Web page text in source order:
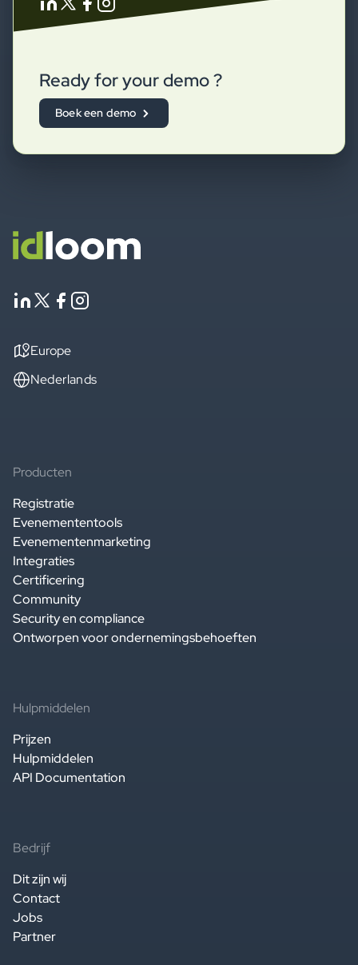
Ready for your demo ?
Boek een demo
Europe
Nederlands
Producten
Registratie
Evenemententools
Evenementenmarketing
Integraties
Certificering
Community
Security en compliance
Ontworpen voor ondernemingsbehoeften
Hulpmiddelen
Prijzen
Hulpmiddelen
API Documentation
Bedrijf
Dit zijn wij
Contact
Jobs
Partner